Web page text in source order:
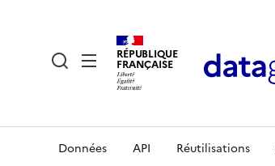
RÉPUBLIQUE
FRANÇAISE
Données API Réutilisations